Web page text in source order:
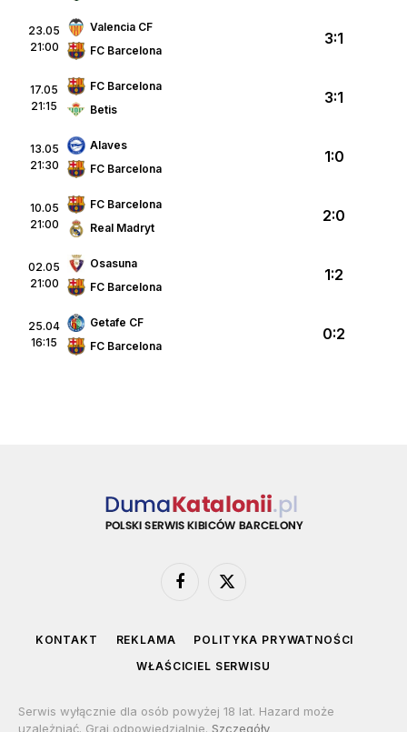
23.05
21:00
Valencia CF
FC Barcelona
3:1
17.05
21:15
FC Barcelona
Betis
3:1
13.05
21:30
Alaves
FC Barcelona
1:0
10.05
21:00
FC Barcelona
Real Madryt
2:0
02.05
21:00
Osasuna
FC Barcelona
1:2
25.04
16:15
Getafe CF
FC Barcelona
0:2
Facebook
X
KONTAKT REKLAMA
POLITYKA PRYWATNOŚCI
WŁAŚCICIEL SERWISU
Serwis wyłącznie dla osób powyżej 18 lat. Hazard może
uzależniać. Graj odpowiedzialnie. Szczegóły